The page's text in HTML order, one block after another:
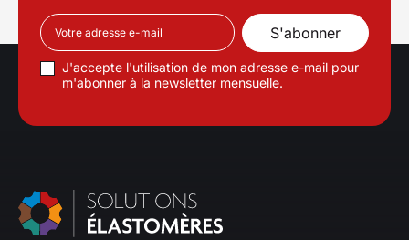
J'accepte l'utilisation de mon adresse e-mail pour
m'abonner à la newsletter mensuelle.